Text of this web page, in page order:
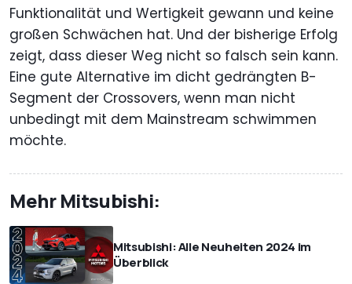
Funktionalität und Wertigkeit gewann und keine
großen Schwächen hat. Und der bisherige Erfolg
zeigt, dass dieser Weg nicht so falsch sein kann.
Eine gute Alternative im dicht gedrängten B-
Segment der Crossovers, wenn man nicht
unbedingt mit dem Mainstream schwimmen
möchte.
Mehr Mitsubishi:
Mitsubishi: Alle Neuheiten 2024 im
Überblick